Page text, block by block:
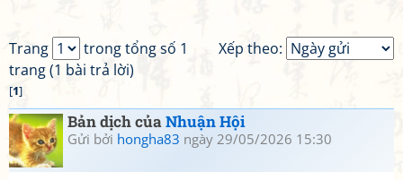
Xếp theo:
Trang
trong tổng số 1
trang (1 bài trả lời)
[1]
Bản dịch củaNhuận Hội
Gửi bởi hongha83 ngày 29/05/2026 15:30